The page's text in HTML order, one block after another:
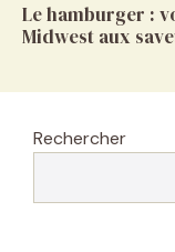
Le hamburger :
Midwest aux
Rechercher